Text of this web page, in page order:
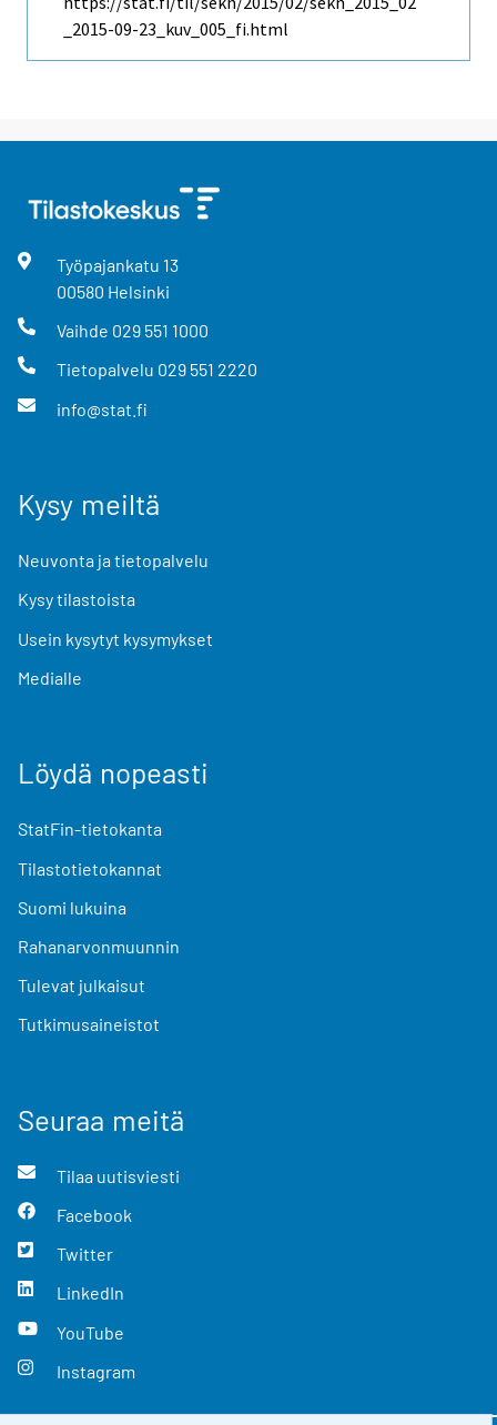
_2015-09-23_kuv_005_fi.html
Työpajankatu 13
00580 Helsinki
Vaihde 029 551 1000
Tietopalvelu 029 551 2220
info@stat.fi
Kysy meiltä
Neuvonta ja tietopalvelu
Kysy tilastoista
Usein kysytyt kysymykset
Medialle
Löydä nopeasti
StatFin-tietokanta
Tilastotietokannat
Suomi lukuina
Rahanarvonmuunnin
Tulevat julkaisut
Tutkimusaineistot
Seuraa meitä
Tilaa uutisviesti
Facebook
Twitter
LinkedIn
YouTube
Instagram